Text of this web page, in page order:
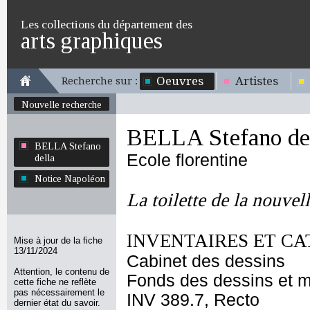
Les collections du département des
arts graphiques
Recherche sur : Oeuvres Artistes
Nouvelle recherche
BELLA Stefano
della
Notice Napoléon
Mise à jour de la fiche
13/11/2024
Attention, le contenu de
cette fiche ne reflète
pas nécessairement le
dernier état du savoir.
BELLA Stefano
Ecole florentine
La toilette de la
INVENTAIRES ET
Cabinet des dessins
Fonds des dessins et
INV 389.7, Recto